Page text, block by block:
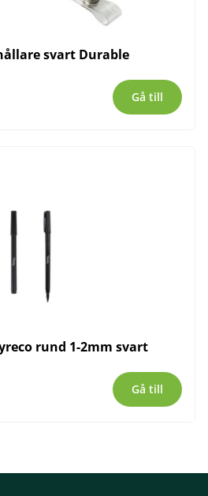
svart Durable
Gå till
rund 1-2mm svart
Gå till